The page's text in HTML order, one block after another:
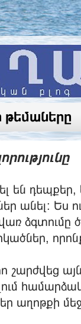
թեմաները
են
անել: Ես
շարժվեց
աղոթքի